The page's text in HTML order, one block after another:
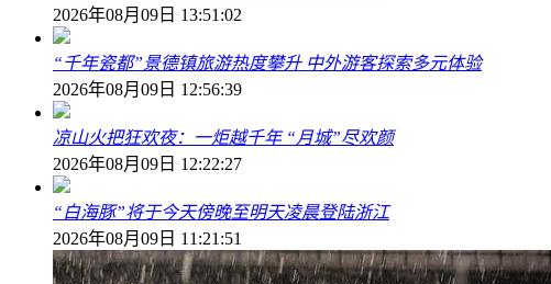
2026年08月09日 13:51:02
“千年瓷都”景德镇旅游热度攀升 中外游客探索多元体验
2026年08月09日 12:56:39
凉山火把狂欢夜：一炬越千年 “月城”尽欢颜
2026年08月09日 12:22:27
“白海豚”将于今天傍晚至明天凌晨登陆浙江
2026年08月09日 11:21:51